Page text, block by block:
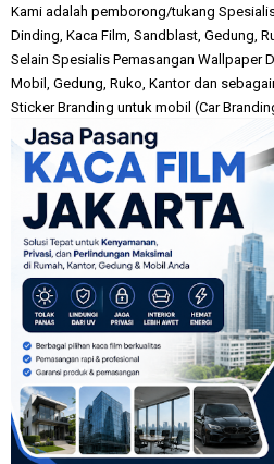
Kami adalah pemborong/tukang
Dinding, Kaca Film, Sandblast, Gedung,
Selain Spesialis Pemasangan Wallpaper
Mobil, Gedung, Ruko, Kantor dan
Sticker Branding untuk mobil (Car